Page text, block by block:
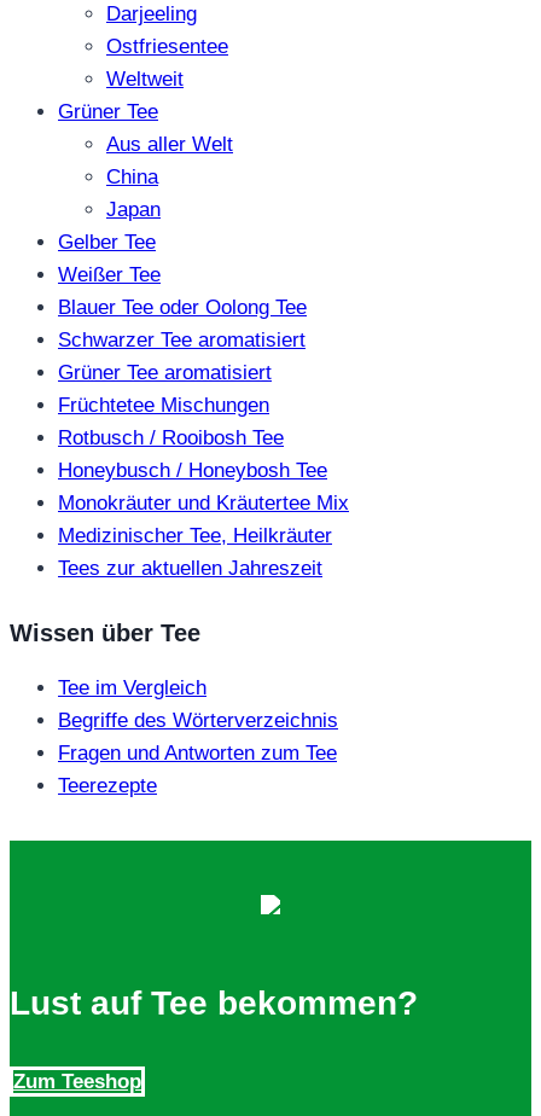
Darjeeling
Ostfriesentee
Weltweit
Grüner Tee
Aus aller Welt
China
Japan
Gelber Tee
Weißer Tee
Blauer Tee oder Oolong Tee
Schwarzer Tee aromatisiert
Grüner Tee aromatisiert
Früchtetee Mischungen
Rotbusch / Rooibosh Tee
Honeybusch / Honeybosh Tee
Monokräuter und Kräutertee Mix
Medizinischer Tee, Heilkräuter
Tees zur aktuellen Jahreszeit
Wissen über Tee
Tee im Vergleich
Begriffe des Wörterverzeichnis
Fragen und Antworten zum Tee
Teerezepte
Lust auf Tee bekommen?
Zum Teeshop